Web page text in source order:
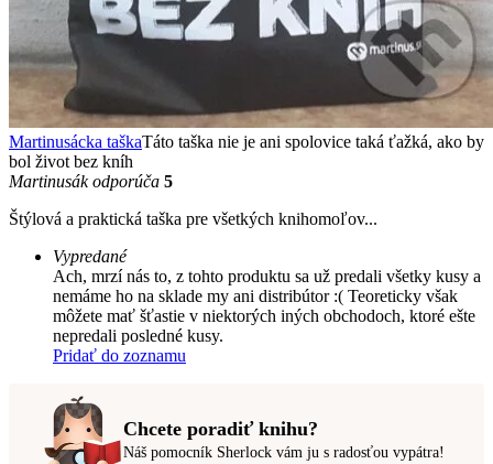
Martinusácka taškaTáto taška nie je ani spolovice taká ťažká, ako by
bol život bez kníh
Martinusák odporúča 5
Štýlová a praktická taška pre všetkých knihomoľov...
Vypredané
Ach, mrzí nás to, z tohto produktu sa už predali všetky kusy a
nemáme ho na sklade my ani distribútor :( Teoreticky však
môžete mať šťastie v niektorých iných obchodoch, ktoré ešte
nepredali posledné kusy.
Pridať do zoznamu
Chcete poradiť knihu?
Náš pomocník Sherlock vám ju s radosťou vypátra!